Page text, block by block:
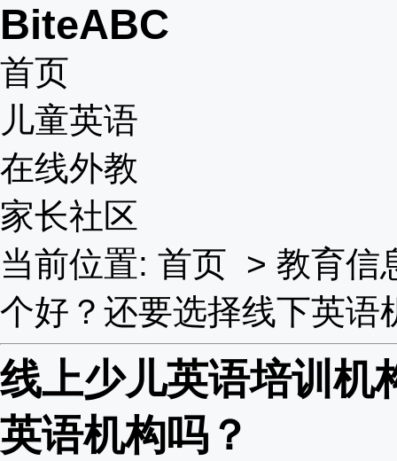
BiteABC
首页
儿童英语
在线外教
家长社区
当前位置: 首页 > 教育信
个好？还要选择线下英语
线上少儿英语培训机
英语机构吗？